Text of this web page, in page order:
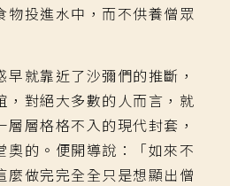
物投進水中，而不供養僧眾
就靠近了沙彌們的推斷，
，對絕大多數的人而言，就
層格格不入的現代封套，
奧的。便開導說：「如來不
麼做完完全全只是想顯出僧